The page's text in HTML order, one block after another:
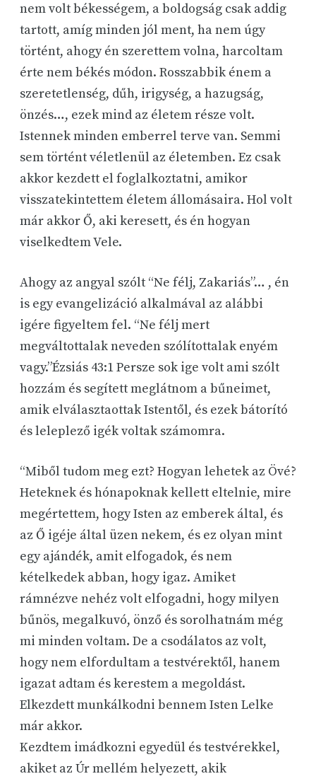
nem volt békességem, a boldogság csak addig
tartott, amíg minden jól ment, ha nem úgy
történt, ahogy én szerettem volna, harcoltam
érte nem békés módon. Rosszabbik énem a
szeretetlenség, dűh, irigység, a hazugság,
önzés…, ezek mind az életem része volt.
Istennek minden emberrel terve van. Semmi
sem történt véletlenül az életemben. Ez csak
akkor kezdett el foglalkoztatni, amikor
visszatekintettem életem állomásaira. Hol volt
már akkor Ő, aki keresett, és én hogyan
viselkedtem Vele.
Ahogy az angyal szólt “Ne félj, Zakariás”… , én
is egy evangelizáció alkalmával az alábbi
igére figyeltem fel. “Ne félj mert
megváltottalak neveden szólítottalak enyém
vagy.”Ézsiás 43:1 Persze sok ige volt ami szólt
hozzám és segített meglátnom a bűneimet,
amik elválasztaottak Istentől, és ezek bátorító
és leleplező igék voltak számomra.
“Miből tudom meg ezt? Hogyan lehetek az Övé?
Heteknek és hónapoknak kellett eltelnie, mire
megértettem, hogy Isten az emberek által, és
az Ő igéje által üzen nekem, és ez olyan mint
egy ajándék, amit elfogadok, és nem
kételkedek abban, hogy igaz. Amiket
rámnézve nehéz volt elfogadni, hogy milyen
bűnös, megalkuvó, önző és sorolhatnám még
mi minden voltam. De a csodálatos az volt,
hogy nem elfordultam a testvérektől, hanem
igazat adtam és kerestem a megoldást.
Elkezdett munkálkodni bennem Isten Lelke
már akkor.
Kezdtem imádkozni egyedül és testvérekkel,
akiket az Úr mellém helyezett, akik